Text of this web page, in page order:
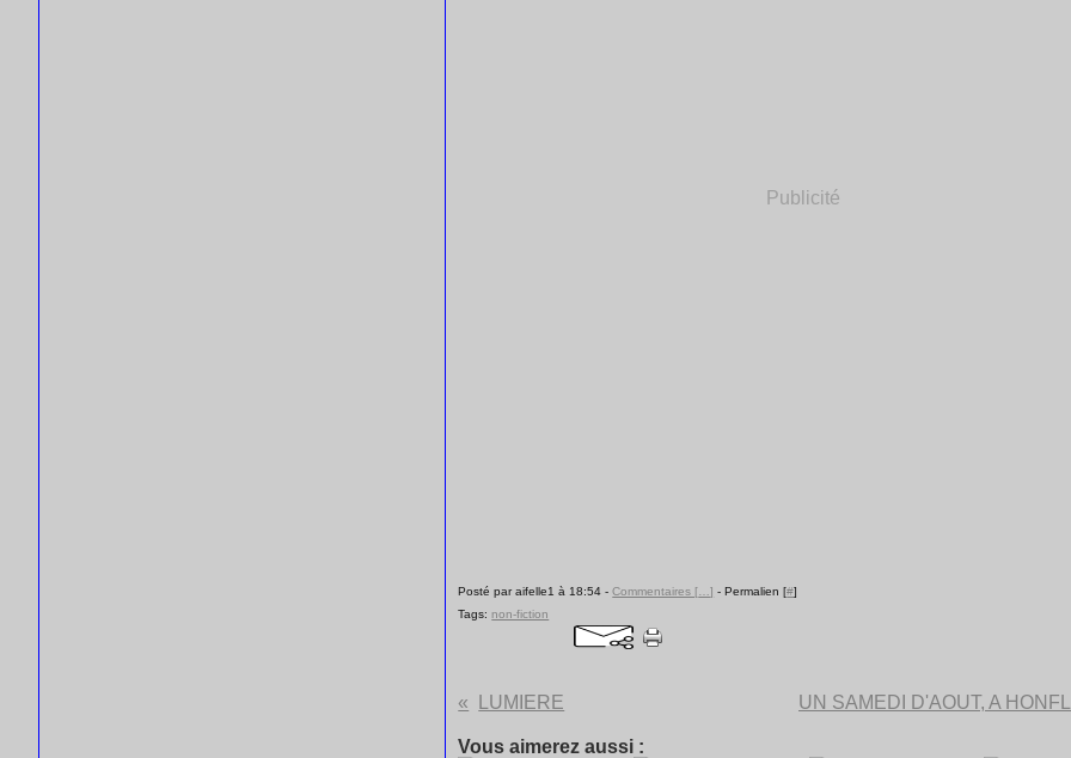
Publicité
Posté par aifelle1 à 18:54 -Commentaires [ …] - Permalien [#]
Tags:non-fiction
LUMIERE UN SAMEDI D'AOUT, A
Vous aimerez aussi :